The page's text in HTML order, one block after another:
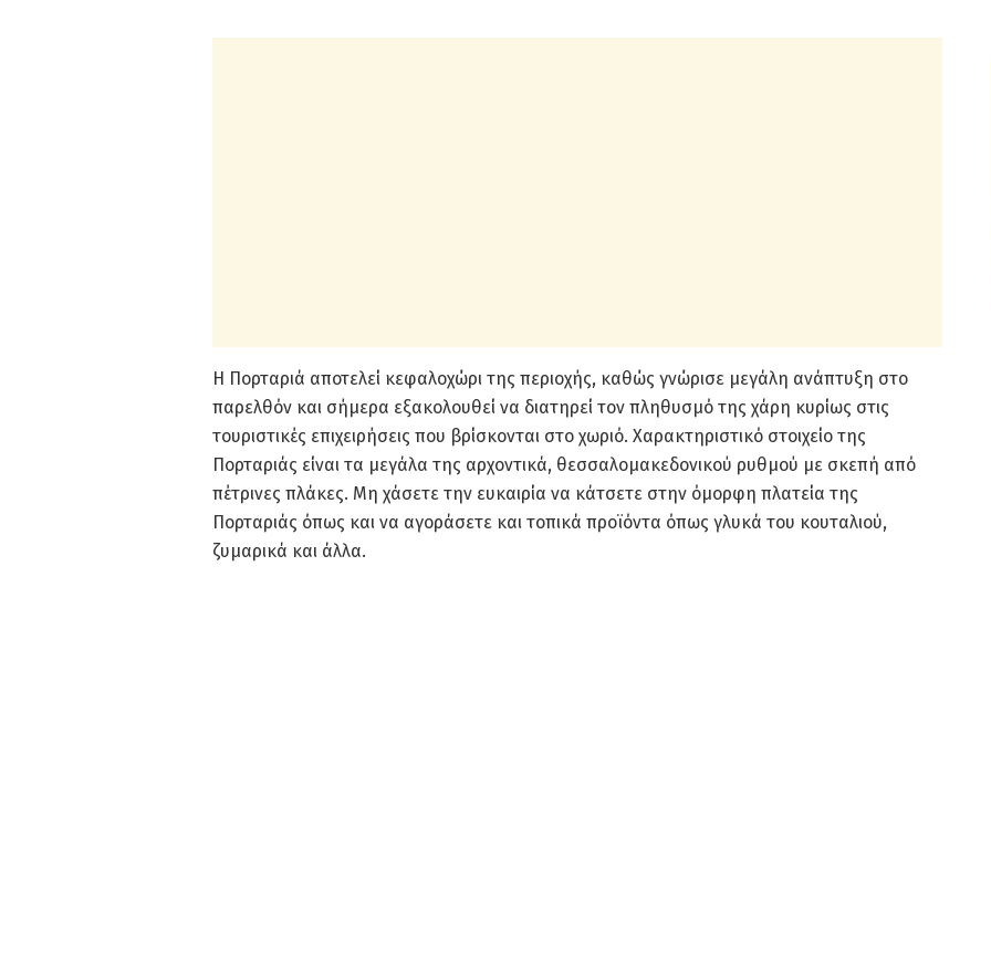
Η Πορταριά αποτελεί κεφαλοχώρι της περιοχής, καθώς γνώρισε μεγάλη ανάπτυξη στο
παρελθόν και σήμερα εξακολουθεί να διατηρεί τον πληθυσμό της χάρη κυρίως στις
τουριστικές επιχειρήσεις που βρίσκονται στο χωριό. Χαρακτηριστικό στοιχείο της
Πορταριάς είναι τα μεγάλα της αρχοντικά, θεσσαλομακεδονικού ρυθμού με σκεπή από
πέτρινες πλάκες. Μη χάσετε την ευκαιρία να κάτσετε στην όμορφη πλατεία της
Πορταριάς όπως και να αγοράσετε και τοπικά προϊόντα όπως γλυκά του κουταλιού,
ζυμαρικά και άλλα.